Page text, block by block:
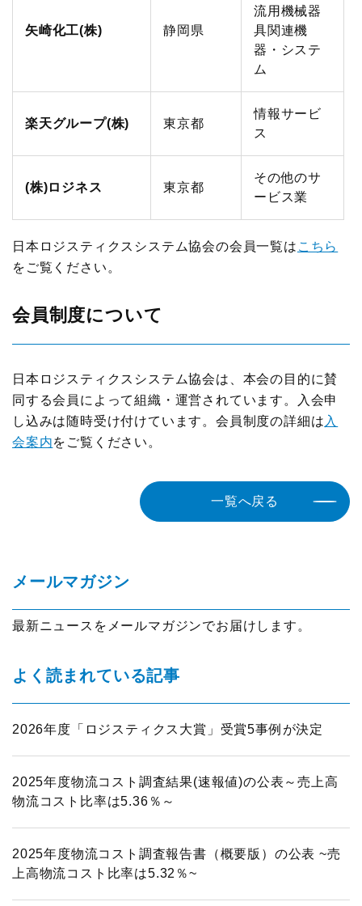
矢崎化工(株) 静岡県
流用機械器
具関連機
器・システ
ム
楽天グループ(株) 東京都
情報サービ
ス
(株)ロジネス 東京都
その他のサ
ービス業
日本ロジスティクスシステム協会の会員一覧は こちら
をご覧ください。
会員制度について
日本ロジスティクスシステム協会は、本会の目的に賛
同する会員によって組織・運営されています。入会申
し込みは随時受け付けています。会員制度の詳細は 入
会案内をご覧ください。
一覧へ戻る
メールマガジン
最新ニュースをメールマガジンでお届けします。
よく読まれている記事
2026年度「ロジスティクス大賞」受賞5事例が決定
2025年度物流コスト調査結果(速報値)の公表～売上高
物流コスト比率は5.36％～
2025年度物流コスト調査報告書（概要版）の公表 ~売
上高物流コスト比率は5.32％~